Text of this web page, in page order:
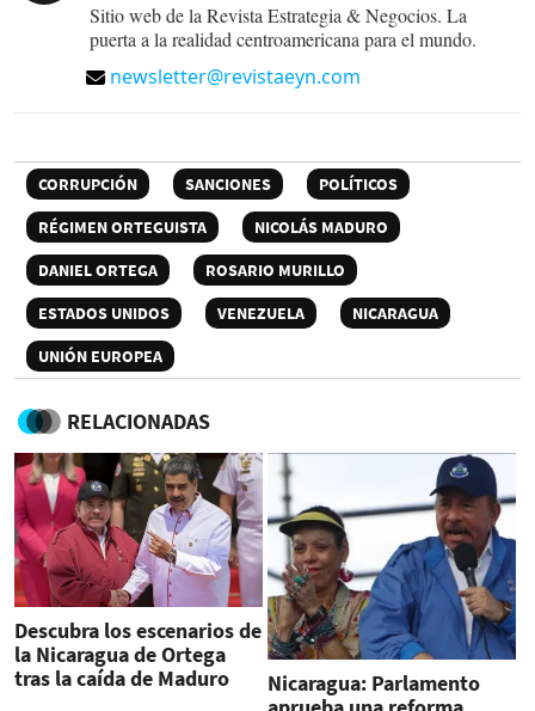
Sitio web de la Revista Estrategia & Negocios. La
puerta a la realidad centroamericana para el mundo.
newsletter@revistaeyn.com
CORRUPCIÓN SANCIONES
POLÍTICOS
RÉGIMEN ORTEGUISTA
NICOLÁS MADURO
DANIEL ORTEGA
ROSARIO MURILLO
ESTADOS UNIDOS
VENEZUELA
NICARAGUA
UNIÓN EUROPEA
RELACIONADAS
Descubra los escenarios de
la Nicaragua de Ortega
tras la caída de Maduro
Nicaragua: Parlamento